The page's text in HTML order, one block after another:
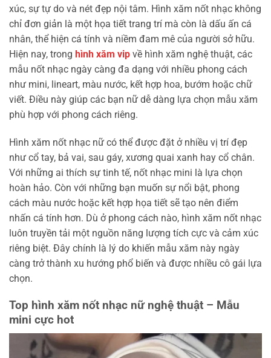
xúc, sự tự do và nét đẹp nội tâm. Hình xăm nốt nhạc không
chỉ đơn giản là một họa tiết trang trí mà còn là dấu ấn cá
nhân, thể hiện cá tính và niềm đam mê của người sở hữu.
Hiện nay, trong hình xăm vip về hình xăm nghệ thuật, các
mẫu nốt nhạc ngày càng đa dạng với nhiều phong cách
như mini, lineart, màu nước, kết hợp hoa, bướm hoặc chữ
viết. Điều này giúp các bạn nữ dễ dàng lựa chọn mẫu xăm
phù hợp với phong cách riêng.
Hình xăm nốt nhạc nữ có thể được đặt ở nhiều vị trí đẹp
như cổ tay, bả vai, sau gáy, xương quai xanh hay cổ chân.
Với những ai thích sự tinh tế, nốt nhạc mini là lựa chọn
hoàn hảo. Còn với những bạn muốn sự nổi bật, phong
cách màu nước hoặc kết hợp họa tiết sẽ tạo nên điểm
nhấn cá tính hơn. Dù ở phong cách nào, hình xăm nốt nhạc
luôn truyền tải một nguồn năng lượng tích cực và cảm xúc
riêng biệt. Đây chính là lý do khiến mẫu xăm này ngày
càng trở thành xu hướng phổ biến và được nhiều cô gái lựa
chọn.
Top hình xăm nốt nhạc nữ nghệ thuật – Mẫu
mini cực hot